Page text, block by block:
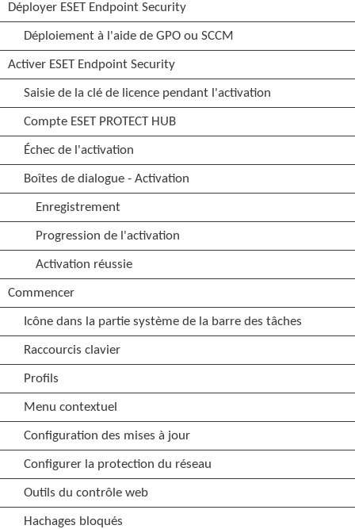
Déployer ESET Endpoint Security
Déploiement à l'aide de GPO ou SCCM
Activer ESET Endpoint Security
Saisie de la clé de licence pendant l'activation
Compte ESET PROTECT HUB
Échec de l'activation
Boîtes de dialogue - Activation
Enregistrement
Progression de l'activation
Activation réussie
Commencer
Icône dans la partie système de la barre des tâches
Raccourcis clavier
Profils
Menu contextuel
Configuration des mises à jour
Configurer la protection du réseau
Outils du contrôle web
Hachages bloqués